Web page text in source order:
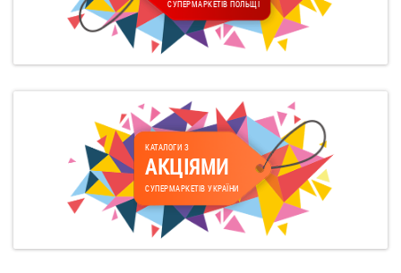
СУПЕРМАРКЕТІВ ПОЛЬЩІ
КАТАЛОГИ З
АКЦІЯМИ
СУПЕРМАРКЕТІВ УКРАЇНИ